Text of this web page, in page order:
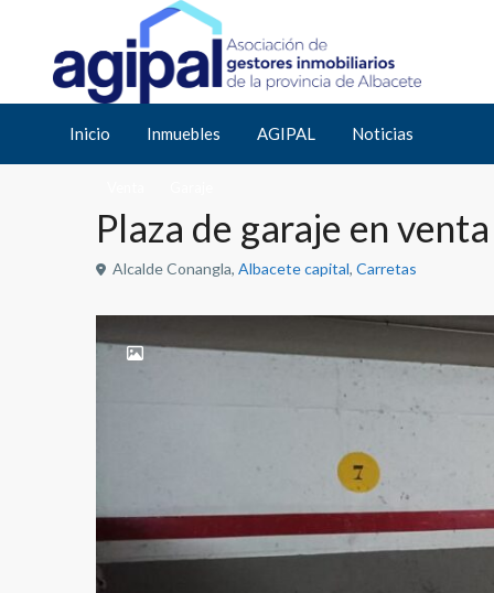
Inicio Inmuebles AGIPAL Noticias
Inicio Garaje Plaza de garaje en venta en Albacete – Zona
Plaza de garaje en
Alcalde Conangla, Albacete capital, Carretas